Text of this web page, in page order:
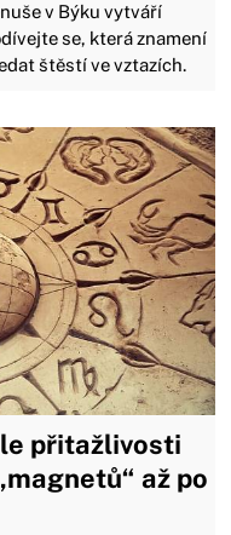
v Býku vytváří
se, která znamení
štěstí ve vztazích.
přitažlivosti
až po